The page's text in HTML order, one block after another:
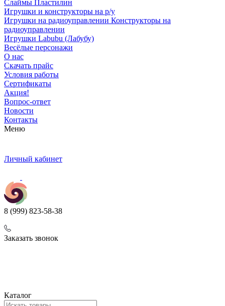
Слаймы Пластилин
Игрушки и конструкторы на р/у
Игрушки на радиоуправлении Конструкторы на
радиоуправлении
Игрушки Labubu (Лабубу)
Весёлые персонажи
О нас
Скачать прайс
Условия работы
Сертификаты
Акция!
Вопрос-ответ
Новости
Контакты
Меню
Личный кабинет
8 (999) 823-58-38
Заказать звонок
Каталог